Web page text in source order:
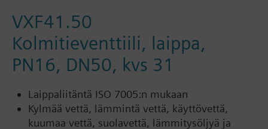
VXF41.50
Kolmitieventtiili, laippa,
PN16, DN50, kvs 31
Laippaliitäntä ISO 7005:n mukaan
Kylmää vettä, lämmintä vettä, käyttövettä,
kuumaa vettä, suolavettä, lämmitysöljyä ja